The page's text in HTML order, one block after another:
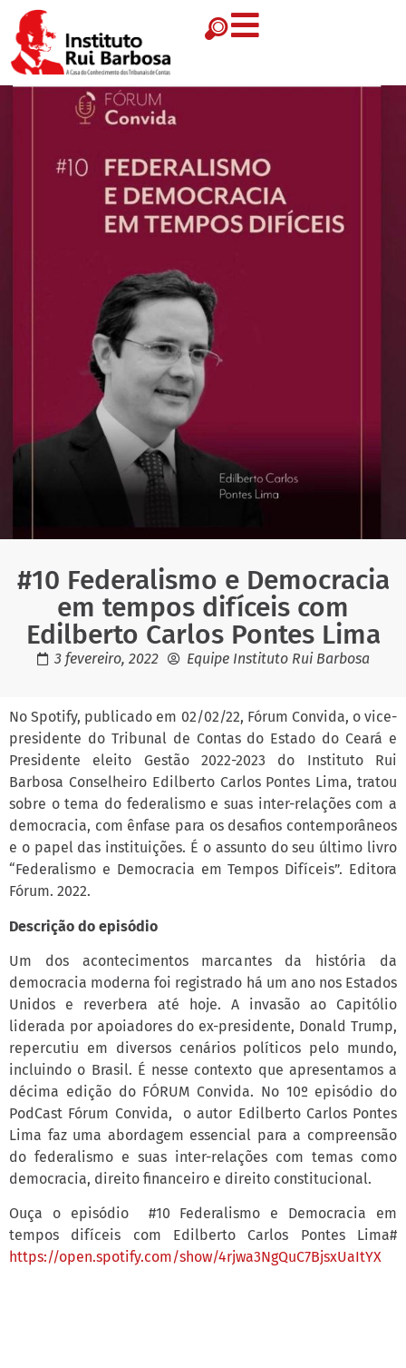
#10 Federalismo e Democracia
em tempos difíceis com
Edilberto Carlos Pontes Lima
3 fevereiro, 2022 Equipe Instituto Rui Barbosa
No Spotify, publicado em 02/02/22, Fórum Convida, o vice-
presidente do Tribunal de Contas do Estado do Ceará e
Presidente eleito Gestão 2022-2023 do Instituto Rui
Barbosa Conselheiro Edilberto Carlos Pontes Lima, tratou
sobre o tema do federalismo e suas inter-relações com a
democracia, com ênfase para os desafios contemporâneos
e o papel das instituições. É o assunto do seu último livro
“Federalismo e Democracia em Tempos Difíceis”. Editora
Fórum. 2022.
Descrição do episódio
Um dos acontecimentos marcantes da história da
democracia moderna foi registrado há um ano nos Estados
Unidos e reverbera até hoje. A invasão ao Capitólio
liderada por apoiadores do ex-presidente, Donald Trump,
repercutiu em diversos cenários políticos pelo mundo,
incluindo o Brasil. É nesse contexto que apresentamos a
décima edição do FÓRUM Convida. No 10º episódio do
PodCast Fórum Convida, o autor Edilberto Carlos Pontes
Lima faz uma abordagem essencial para a compreensão
do federalismo e suas inter-relações com temas como
democracia, direito financeiro e direito constitucional.
Ouça o episódio #10 Federalismo e Democracia em
tempos difíceis com Edilberto Carlos Pontes Lima#
https://open.spotify.com/show/4rjwa3NgQuC7BjsxUaItYX